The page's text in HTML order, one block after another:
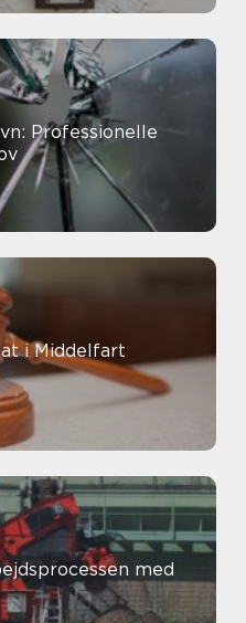
Professionelle
i Middelfart
med